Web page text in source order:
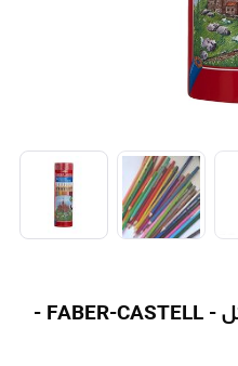
مداد رنگی 36 رنگ فابر کاستل - FABER-CASTELL -